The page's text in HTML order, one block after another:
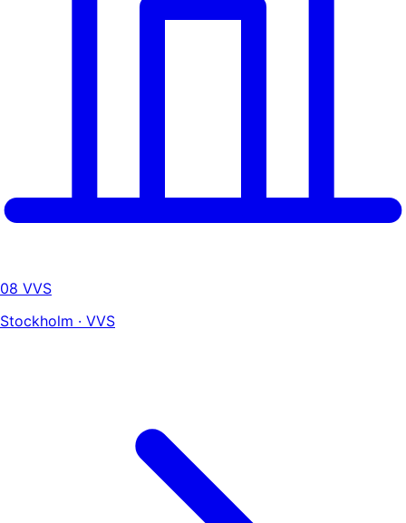
08 VVS
Stockholm · VVS